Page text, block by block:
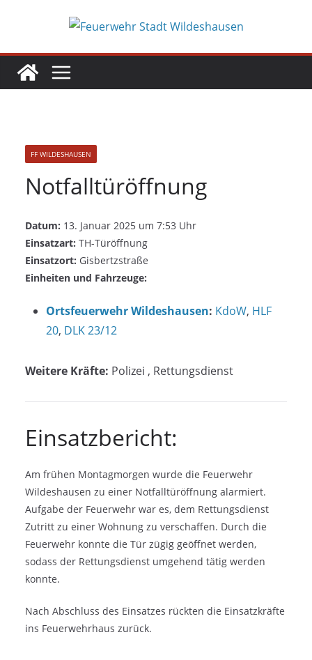
FF WILDESHAUSEN
Notfalltüröffnung
Datum: 13. Januar 2025 um 7:53 Uhr
Einsatzart: TH-Türöffnung
Einsatzort: Gisbertzstraße
Einheiten und Fahrzeuge:
Ortsfeuerwehr Wildeshausen: KdoW, HLF
20, DLK 23/12
Weitere Kräfte: Polizei , Rettungsdienst
Einsatzbericht:
Am frühen Montagmorgen wurde die Feuerwehr
Wildeshausen zu einer Notfalltüröffnung alarmiert.
Aufgabe der Feuerwehr war es, dem Rettungsdienst
Zutritt zu einer Wohnung zu verschaffen. Durch die
Feuerwehr konnte die Tür zügig geöffnet werden,
sodass der Rettungsdienst umgehend tätig werden
konnte.
Nach Abschluss des Einsatzes rückten die Einsatzkräfte
ins Feuerwehrhaus zurück.